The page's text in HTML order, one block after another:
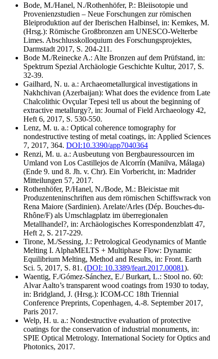
Bode, M./Hanel, N./Rothenhöfer, P.: Bleiisotopie und
Provenienzstudien – Neue Forschungen zur römischen
Bleiproduktion auf der Iberischen Halbinsel, in: Kemkes, M.
(Hrsg.): Römische Großbronzen am UNESCO-Welterbe
Limes. Abschlusskolloquium des Forschungsprojektes,
Darmstadt 2017, S. 204-211.
Bode M./Reinecke A.: Alte Bronzen auf dem Prüfstand, in:
Spektrum Spezial Archäologie Geschichte Kultur, 2017, S.
32-39.
Gailhard, N. u. a.: Archaeometallurgical investigations in
Nakhchivan (Azerbaijan): What does the evidence from Late
Chalcolithic Ovçular Tepesi tell us about the beginning of
extractive metallurgy?, in: Journal of Field Archaeology 42,
Heft 6, 2017, S. 530-550.
Lenz, M. u. a.: Optical coherence tomography for
nondestructive testing of metal coatings, in: Applied Sciences
7, 2017, 364. DOI:10.3390/app7040364
Renzi, M. u. a.: Ausbeutung von Bergbauressourcen im
Umland von Los Castillejos de Alcorrín (Manilva, Málaga)
(Ende 9. und 8. Jh. v. Chr). Ein Vorbericht, in: Madrider
Mitteilungen 57, 2017.
Rothenhöfer, P./Hanel, N./Bode, M.: Bleicistae mit
Produzenteninschriften aus dem römischen Schiffswrack von
Rena Maiore (Sardinien). Arelate/Arles (Dép. Bouches-du-
Rhône/F) als Umschlagplatz im überregionalen
Metallhandel?, in: Archäologisches Korrespondenzblatt 47,
Heft 2, S. 217-229.
Tirone, M./Sessing, J.: Petrological Geodynamics of Mantle
Melting I. AlphaMELTS + Multiphase Flow: Dynamic
Equilibrium Melting, Method and Results, in: Front. Earth
Sci. 5, 2017, S. 81. (DOI: 10.3389/feart.2017.00081).
Waentig, F./Gómez-Sánchez, E./ Burkart, L.: Stool no. 60:
Alvar Aalto’s transparent wood coatings from 1930 to today,
in: Bridgland, J. (Hrsg.): ICOM-CC 18th Triennial
Conference Preprints, Copenhagen, 4.-8. September 2017,
Paris 2017.
Welp, H. u. a.: Nondestructive evaluation of protective
coatings for the conservation of industrial monuments, in:
SPIE Optical Metrology. International Society for Optics and
Photonics, 2017.